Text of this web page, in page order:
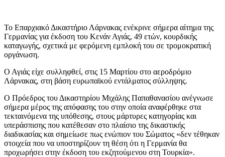
Το Επαρχιακό Δικαστήριο Λάρνακας ενέκρινε σήμερα αίτημα της
Γερμανίας για έκδοση του Κενάν Αγιάς, 49 ετών, κουρδικής
καταγωγής, σχετικά με φερόμενη εμπλοκή του σε τρομοκρατική
οργάνωση.
Ο Αγιάς είχε συλληφθεί, στις 15 Μαρτίου στο αεροδρόμιο
Λάρνακας, στη βάση ευρωπαϊκού εντάλματος σύλληψης.
Ο Πρόεδρος του Δικαστηρίου Μιχάλης Παπαθανασίου ανέγνωσε
σήμερα μέρος της απόφασης του στην οποία αναφέρθηκε στα
τεκταινόμενα της υπόθεσης, στους μάρτυρες κατηγορίας και
υπεράσπισης που κατέθεσαν στο πλαίσιο της δικαστικής
διαδικασίας και σημείωσε πως ενώπιον του Σώματος «δεν τέθηκαν
στοιχεία που να υποστηρίζουν τη θέση ότι η Γερμανία θα
προχωρήσει στην έκδοση του εκζητούμενου στη Τουρκία».